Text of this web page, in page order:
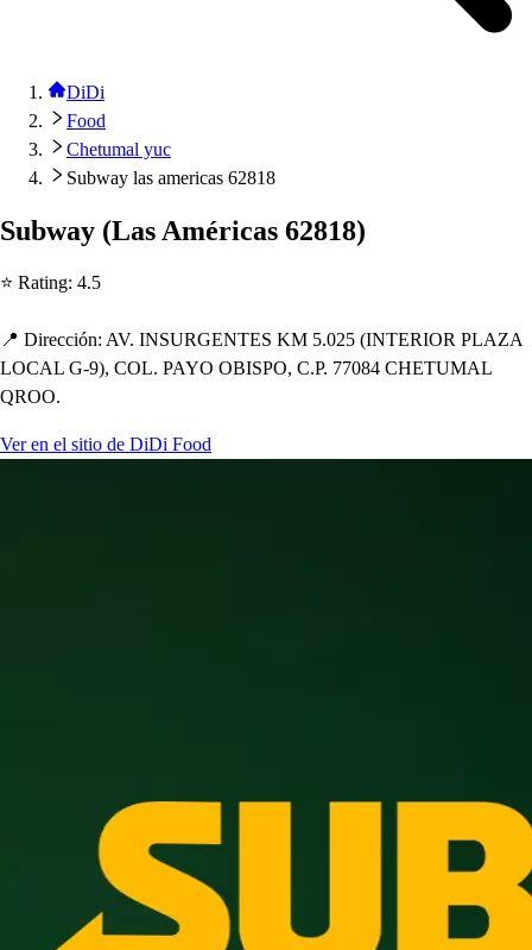
DiDi
Food
Chetumal yuc
Subway las americas 62818
Subway (Las Américas 62818)
⭐ Rating: 4.5
📍 Dirección: AV. INSURGENTES KM 5.025 (INTERIOR PLAZA
LOCAL G-9), COL. PAYO OBISPO, C.P. 77084 CHETUMAL
QROO.
Ver en el sitio de DiDi Food